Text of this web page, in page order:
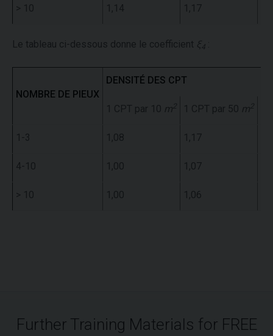
> 10 1,14 1,17
Le tableau ci-dessous donne le coefficient ξ4
NOMBRE DE PIEUX
DENSITÉ DES CPT
1 CPT par 10 m2 1 CPT par 50 m2
1-3 1,08 1,17
4-10 1,00 1,07
> 10 1,00 1,06
Further Training Materials for FREE